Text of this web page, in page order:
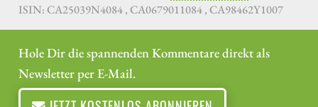
ISIN: CA25039N4084 , CA0679011084 , CA98462Y1007
Hole Dir die spannenden Kommentare direkt als
Newsletter per E-Mail.